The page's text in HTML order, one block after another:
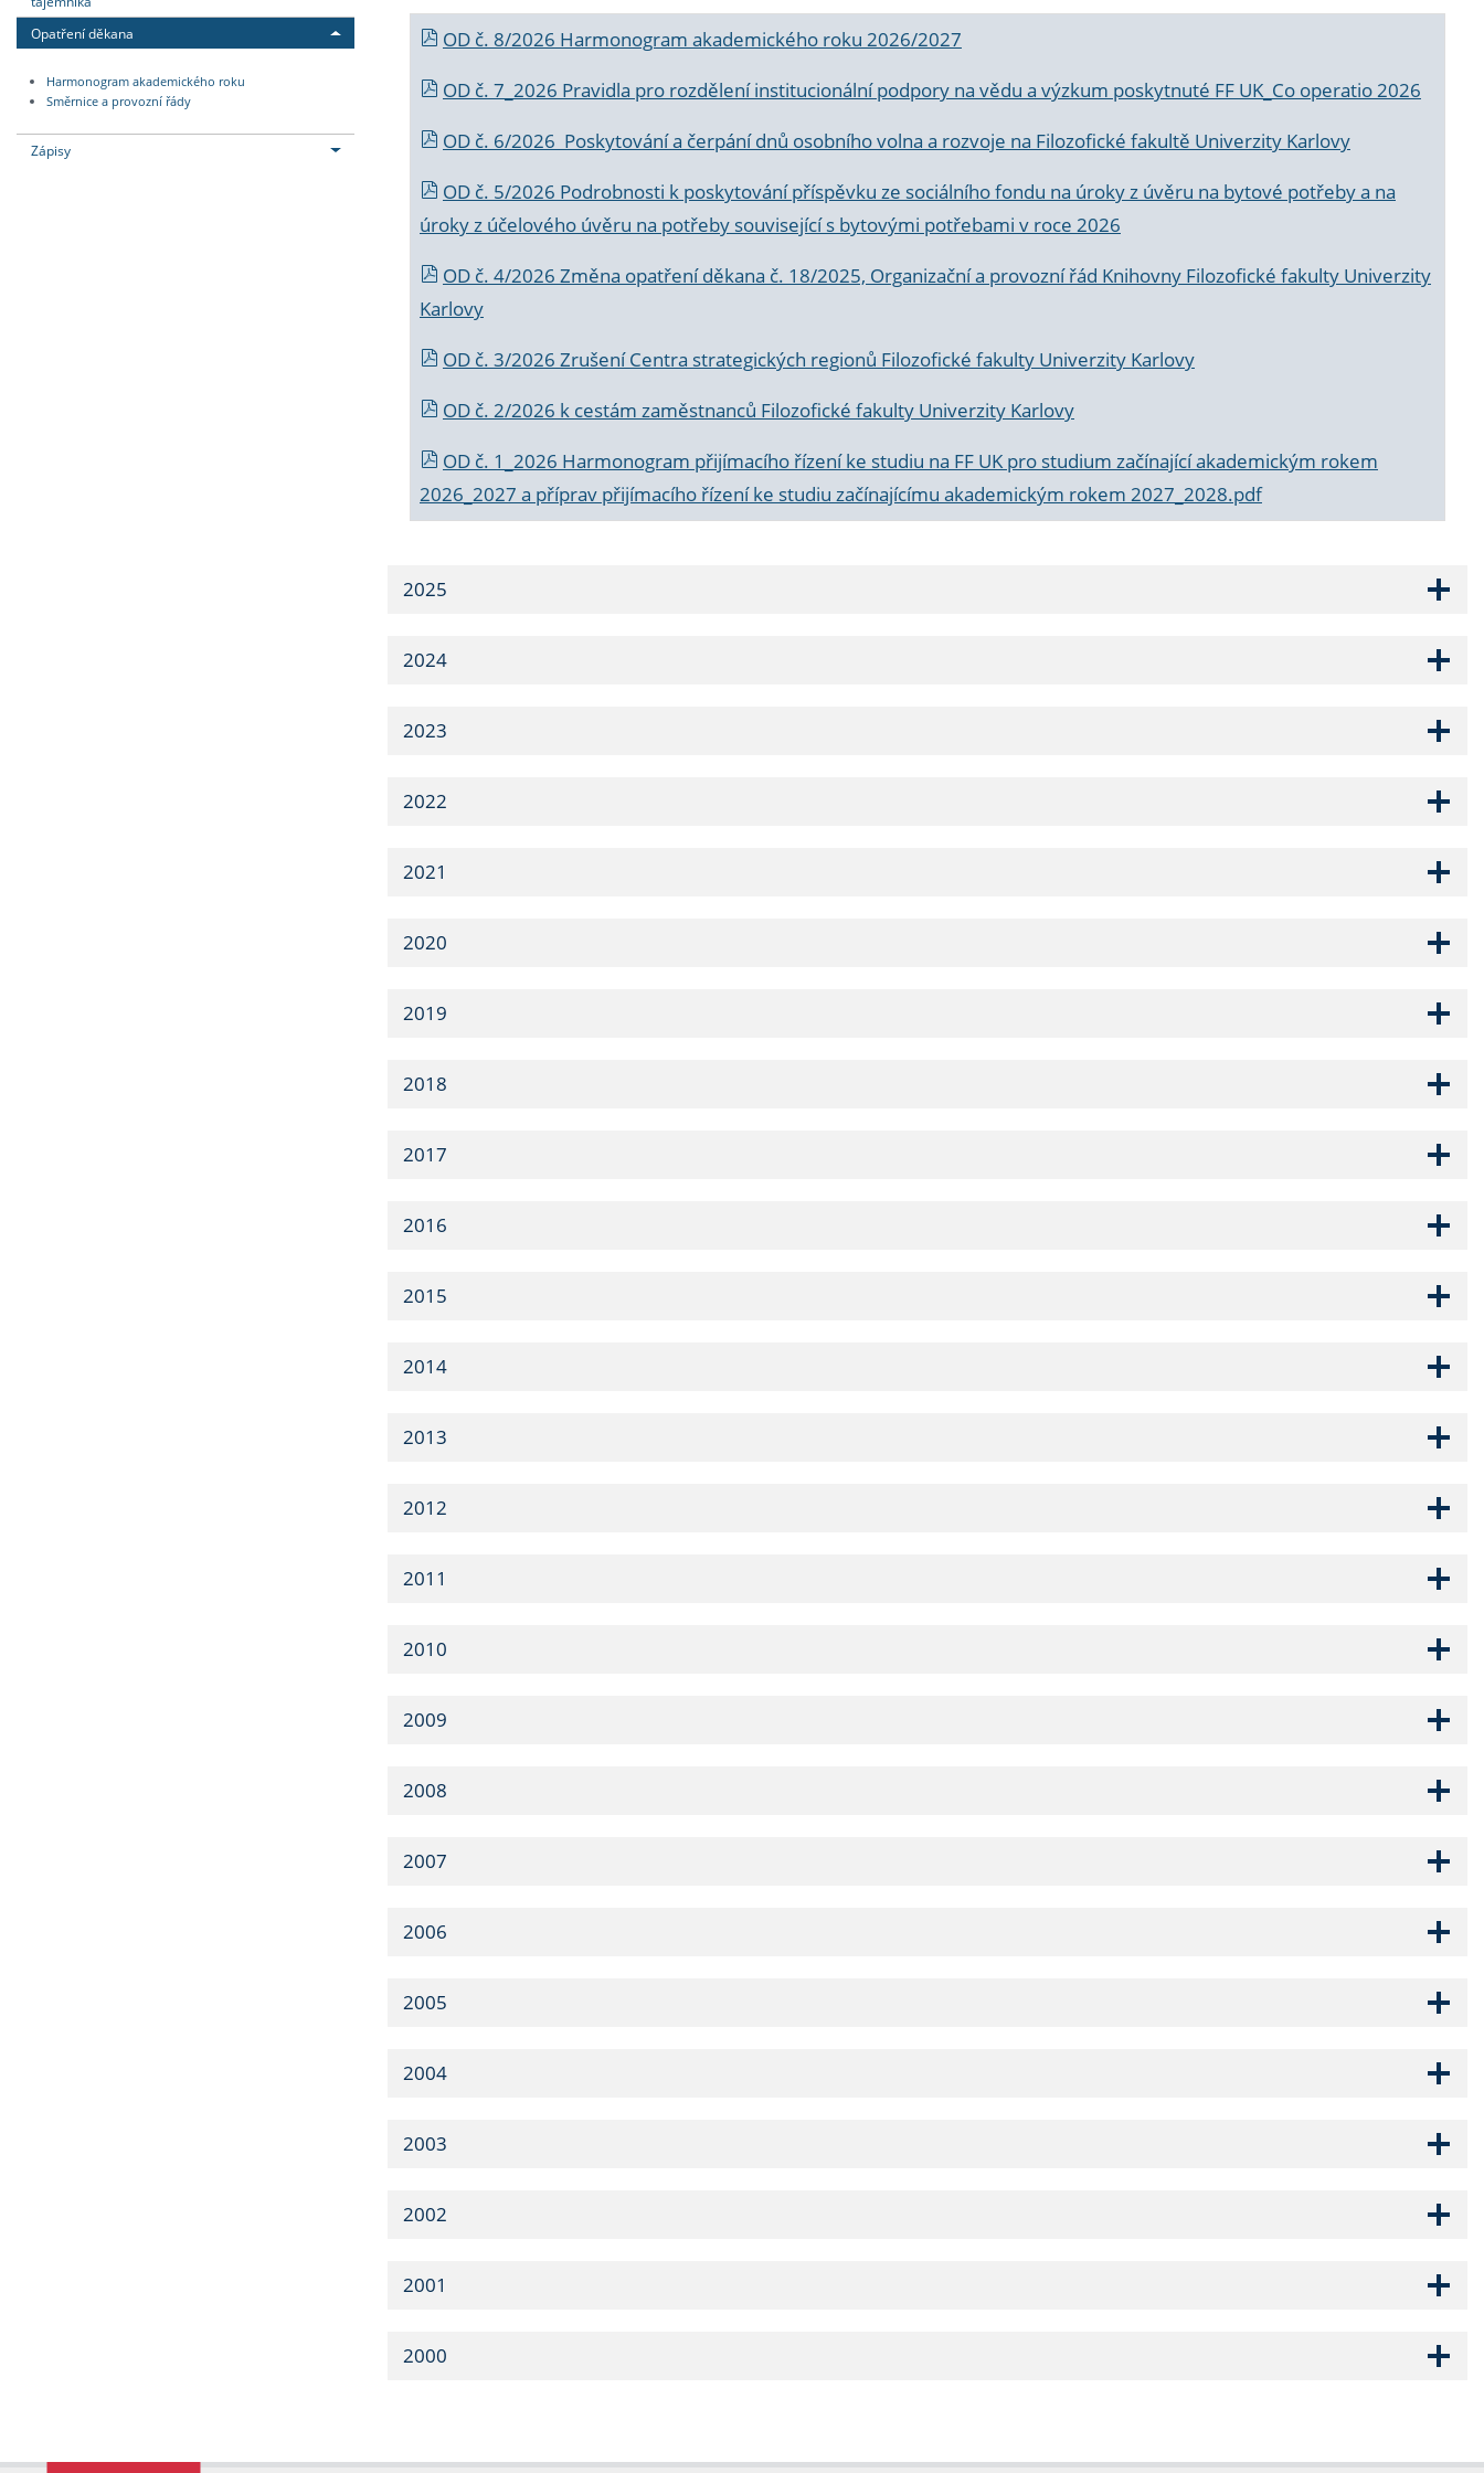
Opatření děkana
Harmonogram akademického roku
Směrnice a provozní řády
Zápisy
OD č. 8/2026 Harmonogram akademického roku 2026/2027
OD č. 7_2026 Pravidla pro rozdělení institucionální podpory na vědu a výzkum poskytnuté FF UK_Co operatio 2026
OD č. 6/2026 Poskytování a čerpání dnů osobního volna a rozvoje na Filozofické fakultě Univerzity Karlovy
OD č. 5/2026 Podrobnosti k poskytování příspěvku ze sociálního fondu na úroky z úvěru na bytové potřeby a na
úroky z účelového úvěru na potřeby související s bytovými potřebami v roce 2026
OD č. 4/2026 Změna opatření děkana č. 18/2025, Organizační a provozní řád Knihovny Filozofické fakulty Univerzity
Karlovy
OD č. 3/2026 Zrušení Centra strategických regionů Filozofické fakulty Univerzity Karlovy
OD č. 2/2026 k cestám zaměstnanců Filozofické fakulty Univerzity Karlovy
OD č. 1_2026 Harmonogram přijímacího řízení ke studiu na FF UK pro studium začínající akademickým rokem
2026_2027 a příprav přijímacího řízení ke studiu začínajícímu akademickým rokem 2027_2028.pdf
2025
2024
2023
2022
2021
2020
2019
2018
2017
2016
2015
2014
2013
2012
2011
2010
2009
2008
2007
2006
2005
2004
2003
2002
2001
2000